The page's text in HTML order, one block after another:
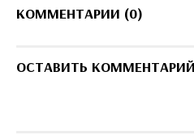
КОММЕНТАРИИ (0)
ОСТАВИТЬ КОММЕНТАРИЙ